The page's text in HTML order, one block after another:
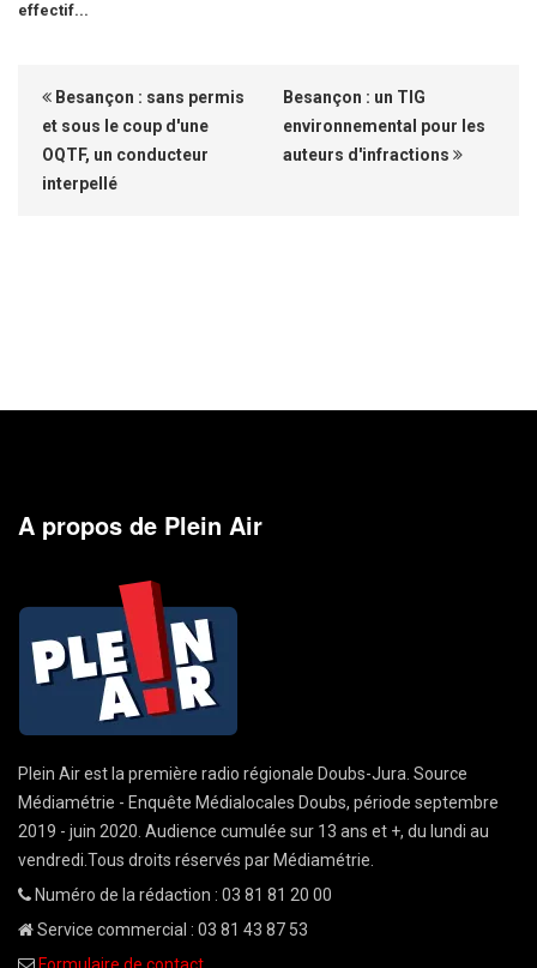
effectif...
Besançon : sans permis
et sous le coup d'une
OQTF, un conducteur
interpellé
Besançon : un TIG
environnemental pour les
auteurs d'infractions
A propos de Plein Air
Plein Air est la première radio régionale Doubs-Jura. Source
Médiamétrie - Enquête Médialocales Doubs, période septembre
2019 - juin 2020. Audience cumulée sur 13 ans et +, du lundi au
vendredi.Tous droits réservés par Médiamétrie.
Numéro de la rédaction : 03 81 81 20 00
Service commercial : 03 81 43 87 53